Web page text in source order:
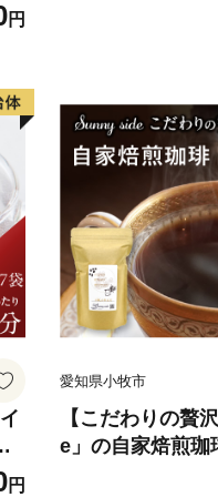
円
円
愛知県小牧市
【こだわりの贅
e」の自家焙煎珈